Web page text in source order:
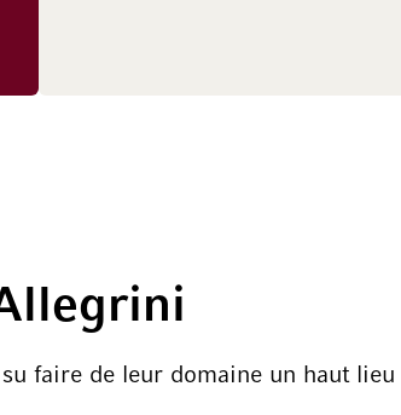
faire de leur domaine un haut lieu